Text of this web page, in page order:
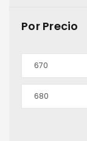
Por Precio